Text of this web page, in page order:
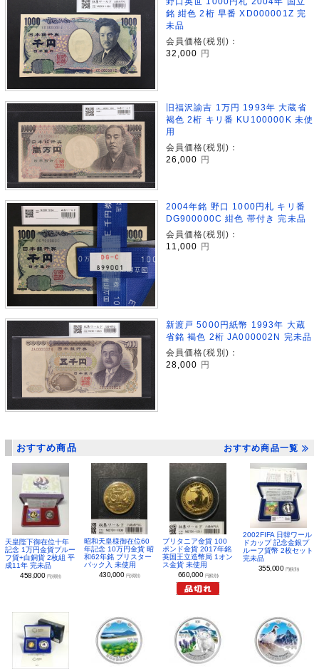
銘 紺色 2桁 早番 XD000001Z 完
未品
会員価格(税別)：
32,000
円
旧福沢諭吉 1万円 1993年 大蔵省
褐色 2桁 キリ番 KU100000K 未使
用
会員価格(税別)：
26,000 円
2004年銘 野口 1000円札 キリ番
DG900000C 紺色 帯付き 完未品
会員価格(税別)：
11,000
円
新渡戸 5000円紙幣 1993年 大蔵
省銘 褐色 2桁 JA000002N 完未品
会員価格(税別)：
28,000 円
おすすめ商品 おすすめ商品一覧
天皇陛下御在位十年
記念 1万円金貨プルー
フ貨+白銅貨 2枚組 平
成11年 完未品
458,000 円(税別)
昭和天皇様御在位60
年記念 10万円金貨 昭
和62年銘 ブリスター
パック入 未使用
430,000 円(税別)
ブリタニア金貨 100
ポンド金貨 2017年銘
英国王立造幣局 1オン
ス金貨 未使用
660,000 円(税別)
2002FIFA 日韓ワール
ドカップ 記念金銀プ
ルーフ貨幣 2枚セット
完未品
355,000 円(税別)